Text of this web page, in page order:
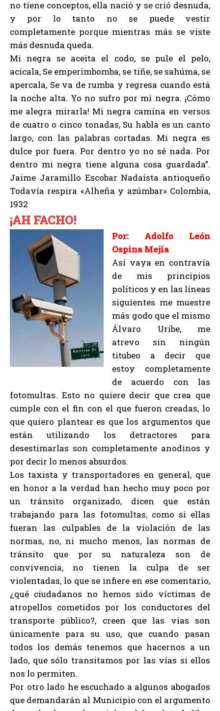
no tiene conceptos, ella nació y se crió desnuda,
y por lo tanto no se puede vestir
completamente porque mientras más se viste
más desnuda queda.
Mi negra se aceita el codo, se pule el pelo,
acicala, Se emperimbomba, se tiñe, se sahúma, se
apercala, Se va de rumba y regresa cuando está
la noche alta. Yo no sufro por mi negra. ¡Cómo
me alegra mirarla! Mi negra camina en versos
de cuatro o cinco tonadas, Su habla es un canto
largo, con las palabras cortadas. Mi negra es
dulce por fuera. Por dentro yo no sé nada. Por
dentro mi negra tiene alguna cosa guardada”.
Jaime Jaramillo Escobar Nadaísta antioqueño
Todavía respira «Alheña y azúmbar» Colombia,
1932
¡AH FACHO!
Por: Adolfo León
Ospina Mejía
Así vaya en contravía
de mis principios
políticos y en las líneas
siguientes me muestre
más godo que el mismo
Álvaro Uribe, me
atrevo sin ningún
titubeo a decir que
estoy completamente
de acuerdo con las
fotomultas. Esto no quiere decir que crea que
cumple con el fin con el que fueron creadas, lo
que quiero plantear es que los argumentos que
están utilizando los detractores para
desestimarlas son completamente anodinos y
por decir lo menos absurdos.
Los taxista y transportadores en general, que
en honor a la verdad han hecho muy poco por
un tránsito organizado, dicen que están
trabajando para las fotomultas, como si ellas
fueran las culpables de la violación de las
normas, no, ni mucho menos, las normas de
tránsito que por su naturaleza son de
convivencia, no tienen la culpa de ser
violentadas, lo que se infiere en ese comentario,
¿qué ciudadanos no hemos sido víctimas de
atropellos cometidos por los conductores del
transporte público?, creen que las vías son
únicamente para su uso, que cuando pasan
todos los demás tenemos que hacernos a un
lado, que sólo transitamos por las vías si ellos
nos lo permiten.
Por otro lado he escuchado a algunos abogados
que demandarán al Municipio con el argumento